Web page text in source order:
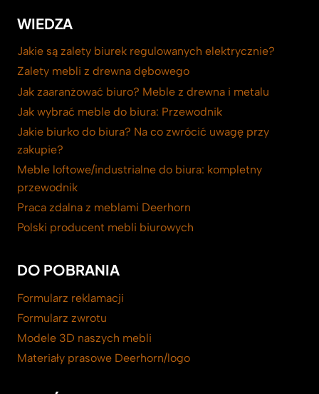
WIEDZA
Jakie są zalety biurek regulowanych elektrycznie?
Zalety mebli z drewna dębowego
Jak zaaranżować biuro? Meble z drewna i metalu
Jak wybrać meble do biura: Przewodnik
Jakie biurko do biura? Na co zwrócić uwagę przy
zakupie?
Meble loftowe/industrialne do biura: kompletny
przewodnik
Praca zdalna z meblami Deerhorn
Polski producent mebli biurowych
DO POBRANIA
Formularz reklamacji
Formularz zwrotu
Modele 3D naszych mebli
Materiały prasowe Deerhorn/logo